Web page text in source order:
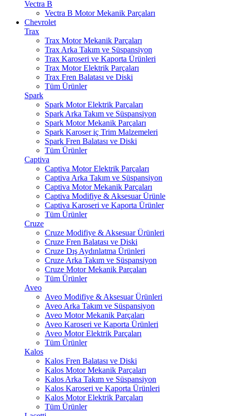
Vectra B
Vectra B Motor Mekanik Parçaları
Chevrolet
Trax
Trax Motor Mekanik Parçaları
Trax Arka Takım ve Süspansiyon
Trax Karoseri ve Kaporta Ürünleri
Trax Motor Elektrik Parçaları
Trax Fren Balatası ve Diski
Tüm Ürünler
Spark
Spark Motor Elektrik Parçaları
Spark Arka Takım ve Süspansiyon
Spark Motor Mekanik Parçaları
Spark Karoser iç Trim Malzemeleri
Spark Fren Balatası ve Diski
Tüm Ürünler
Captiva
Captiva Motor Elektrik Parçaları
Captiva Arka Takım ve Süspansiyon
Captiva Motor Mekanik Parçaları
Captiva Modifiye & Aksesuar Ürünle
Captiva Karoseri ve Kaporta Ürünler
Tüm Ürünler
Cruze
Cruze Modifiye & Aksesuar Ürünleri
Cruze Fren Balatası ve Diski
Cruze Dış Aydınlatma Ürünleri
Cruze Arka Takım ve Süspansiyon
Cruze Motor Mekanik Parçaları
Tüm Ürünler
Aveo
Aveo Modifiye & Aksesuar Ürünleri
Aveo Arka Takım ve Süspansiyon
Aveo Motor Mekanik Parçaları
Aveo Karoseri ve Kaporta Ürünleri
Aveo Motor Elektrik Parçaları
Tüm Ürünler
Kalos
Kalos Fren Balatası ve Diski
Kalos Motor Mekanik Parçaları
Kalos Arka Takım ve Süspansiyon
Kalos Karoseri ve Kaporta Ürünleri
Kalos Motor Elektrik Parçaları
Tüm Ürünler